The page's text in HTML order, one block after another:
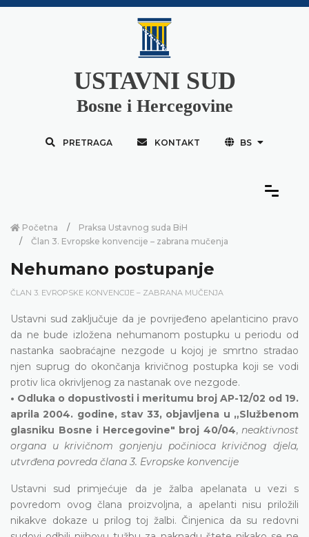
USTAVNI SUD
Bosne i Hercegovine
PRETRAGA KONTAKT BS
Početna
Praksa Ustavnog suda BiH
Član 3. Evropske konvencije – zabrana mučenja
Nehumano postupanje
ČLAN 3. EVROPSKE KONVENCIJE – ZABRANA MUČENJA
Ustavni sud zaključuje da je povrijeđeno apelanticino pravo
da ne bude izložena nehumanom postupku u periodu od
nastanka saobraćajne nezgode u kojoj je smrtno stradao
njen suprug do okončanja krivičnog postupka koji se vodi
protiv lica okrivljenog za nastanak ove nezgode.
• Odluka o dopustivosti i meritumu broj AP-12/02 od 19.
aprila 2004. godine, stav 33, objavljena u „Službenom
glasniku Bosne i Hercegovine" broj 40/04,neaktivnost
organa u krivičnom gonjenju počinioca krivičnog djela,
utvrđena povreda člana 3. Evropske konvencije
Ustavni sud primjećuje da je žalba apelanata u vezi s
povredom ovog člana proizvoljna, a apelanti nisu priložili
nikakve dokaze u prilog toj žalbi. Činjenica da su redovni